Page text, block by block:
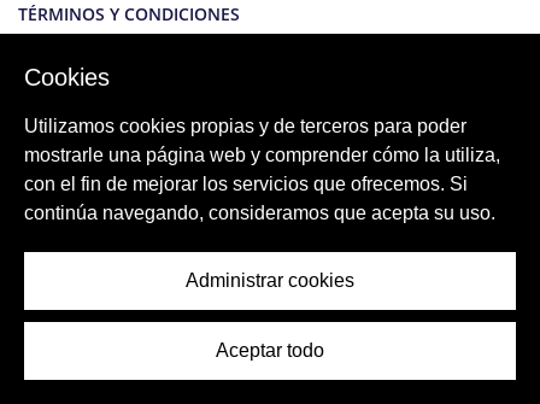
TÉRMINOS Y CONDICIONES
Política de privacidad-Descargo de responsabilidad
Términos y Condiciones Alquileres
EDIFICIO
Proyectos
COMPRAR Y VENDER
Comprando tu casa
Hipoteca
Blog
Regiones de todo el mundo
Cookies
Utilizamos cookies propias y de terceros para poder
mostrarle una página web y comprender cómo la utiliza,
con el fin de mejorar los servicios que ofrecemos. Si
continúa navegando, consideramos que acepta su uso.
Administrar cookies
Aceptar todo